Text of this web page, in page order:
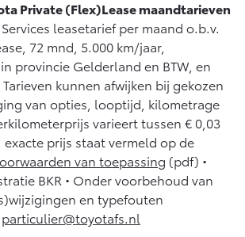
Vanaf € 35.495,-
Toyota C-HR
OOK ALS PLUG-IN
HYBRIDE
Vanaf € 36.495,-
maat
modellen
Private (Flex)Lease maandtarieven
leasetarief per maand o.b.v.
72 mnd, 5.000 km/jaar,
provincie Gelderland en BTW, en
kunnen afwijken bij gekozen
van opties, looptijd, kilometrage
varieert tussen € 0,03
exacte prijs staat vermeld op de
van toepassing (pdf) •
BKR • Onder voorbehoud van
en typefouten
particulier@toyotafs.nl